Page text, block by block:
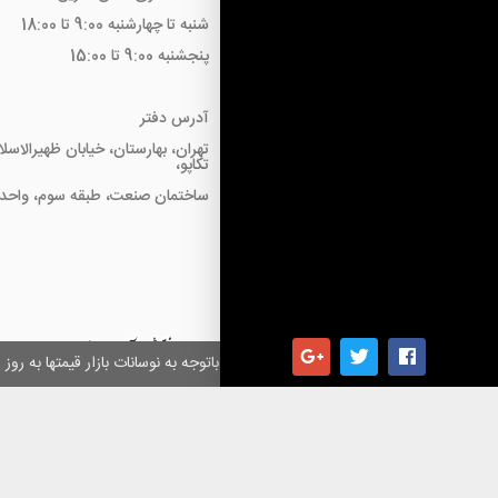
همکاران گرامی باتوجه به نوسانات بازار قیمتها
شنبه تا چهارشنبه 9:00 تا 18:00
پنجشنبه 9:00 تا 15:00
آدرس دفتر
تهران، بهارستان، خیابان
تکاپو،
ساختمان صنعت، طبقه سوم، واحد18